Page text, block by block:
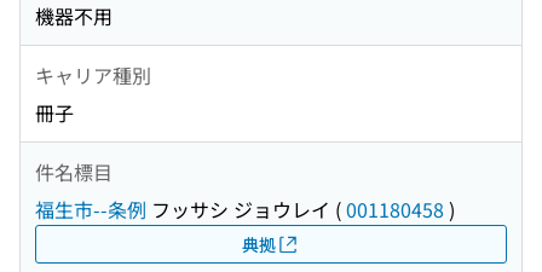
機器不用
キャリア種別
冊子
件名標目
福生市--条例 フッサシ ジョウレイ (001180458 )
典拠